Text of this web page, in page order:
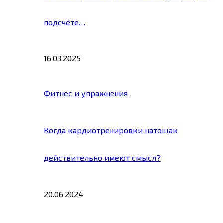
подсчёте…
16.03.2025
Фитнес и упражнения
Когда кардиотренировки натощак
действительно имеют смысл?
20.06.2024